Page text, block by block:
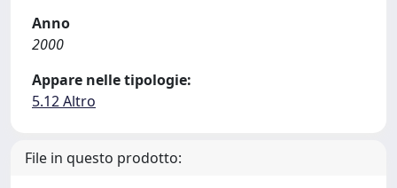
Anno
2000
Appare nelle tipologie:
5.12 Altro
File in questo prodotto: